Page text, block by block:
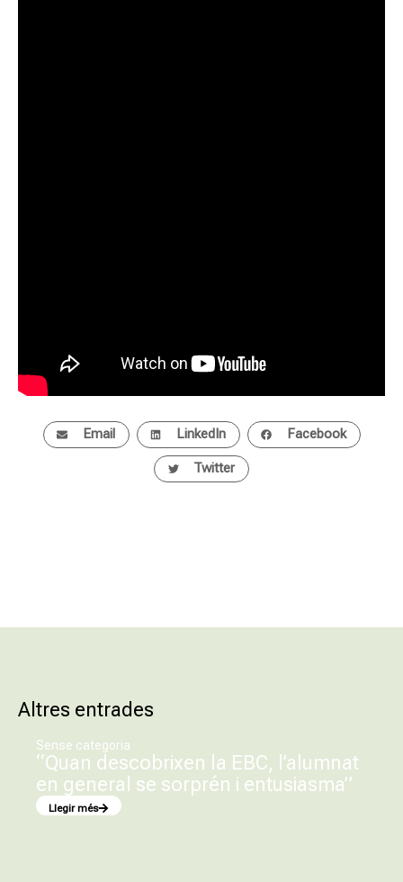
Email LinkedIn Facebook
Twitter
Altres entrades
Sense categoria
“Quan descobrixen la EBC, l’alumnat
en general se sorprén i entusiasma”
Llegir més